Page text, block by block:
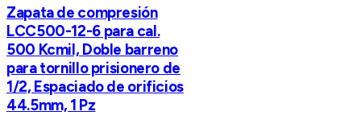
Zapata de compresión
LCC500-12-6 para cal.
500 Kcmil, Doble barreno
para tornillo prisionero de
1/2, Espaciado de orificios
44.5mm, 1 Pz